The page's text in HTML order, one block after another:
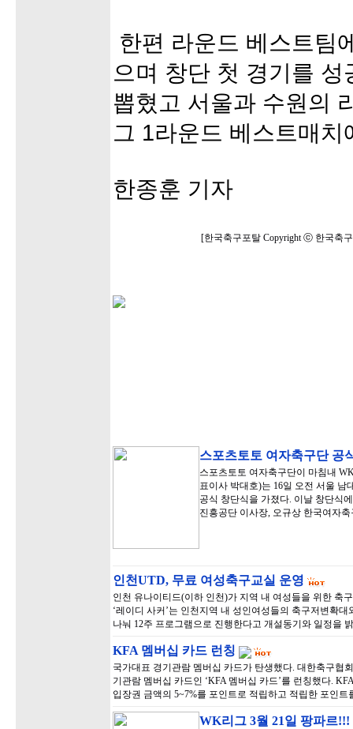
한편 라운드 베스트팀
으며 창단 첫 경기를
뽑혔고 서울과 수원의
그 1라운드 베스트매치
한종훈 기자
[한국축구포탈 Copyright ⓒ 한국축
스포츠토토 여자축구단 공
스포츠토토 여자축구단이 마침내
표이사 박대호)는 16일 오전 서울
공식 창단식을 가졌다. 이날 창단식
진흥공단 이사장, 오규상 한국여자
인천UTD, 무료 여성축구교실 운영
인천 유나이티드(이하 인천)가 지역 내 여성들을 위한 축
‘레이디 사커’는 인천지역 내 성인여성들의 축구저변확
나눠 12주 프로그램으로 진행한다고 개설동기와 일정을
KFA 멤버십 카드 런칭
국가대표 경기관람 멤버십 카드가 탄생했다. 대한축구협
기관람 멤버십 카드인 ‘KFA 멤버십 카드’를 런칭했다.
입장권 금액의 5~7%를 포인트로 적립하고 적립한 포인
WK리그 3월 21일 팡파르!!!